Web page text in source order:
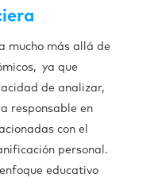
mucho más allá de
ya que
de analizar,
responsable en
con el
personal.
educativo